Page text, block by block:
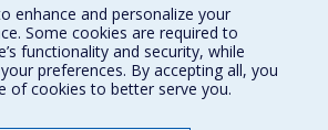
enhance and personalize your
Some cookies are required to
functionality and security, while
preferences. By accepting all, you
of cookies to better serve you.